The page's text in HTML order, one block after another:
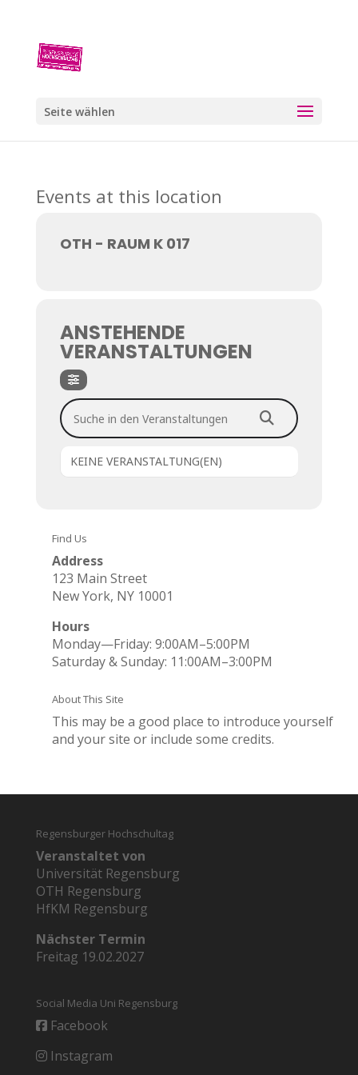
Seite wählen
Events at this location
OTH - RAUM K 017
ANSTEHENDE
VERANSTALTUNGEN
Suche in den Veranstaltungen
KEINE VERANSTALTUNG(EN)
Find Us
Address
123 Main Street
New York, NY 10001
Hours
Monday—Friday: 9:00AM–5:00PM
Saturday & Sunday: 11:00AM–3:00PM
About This Site
This may be a good place to introduce yourself
and your site or include some credits.
Regensburger Hochschultag
Veranstaltet von
Universität Regensburg
OTH Regensburg
HfKM Regensburg
Nächster Termin
Freitag 19.02.2027
Social Media Uni Regensburg
Facebook
Instagram